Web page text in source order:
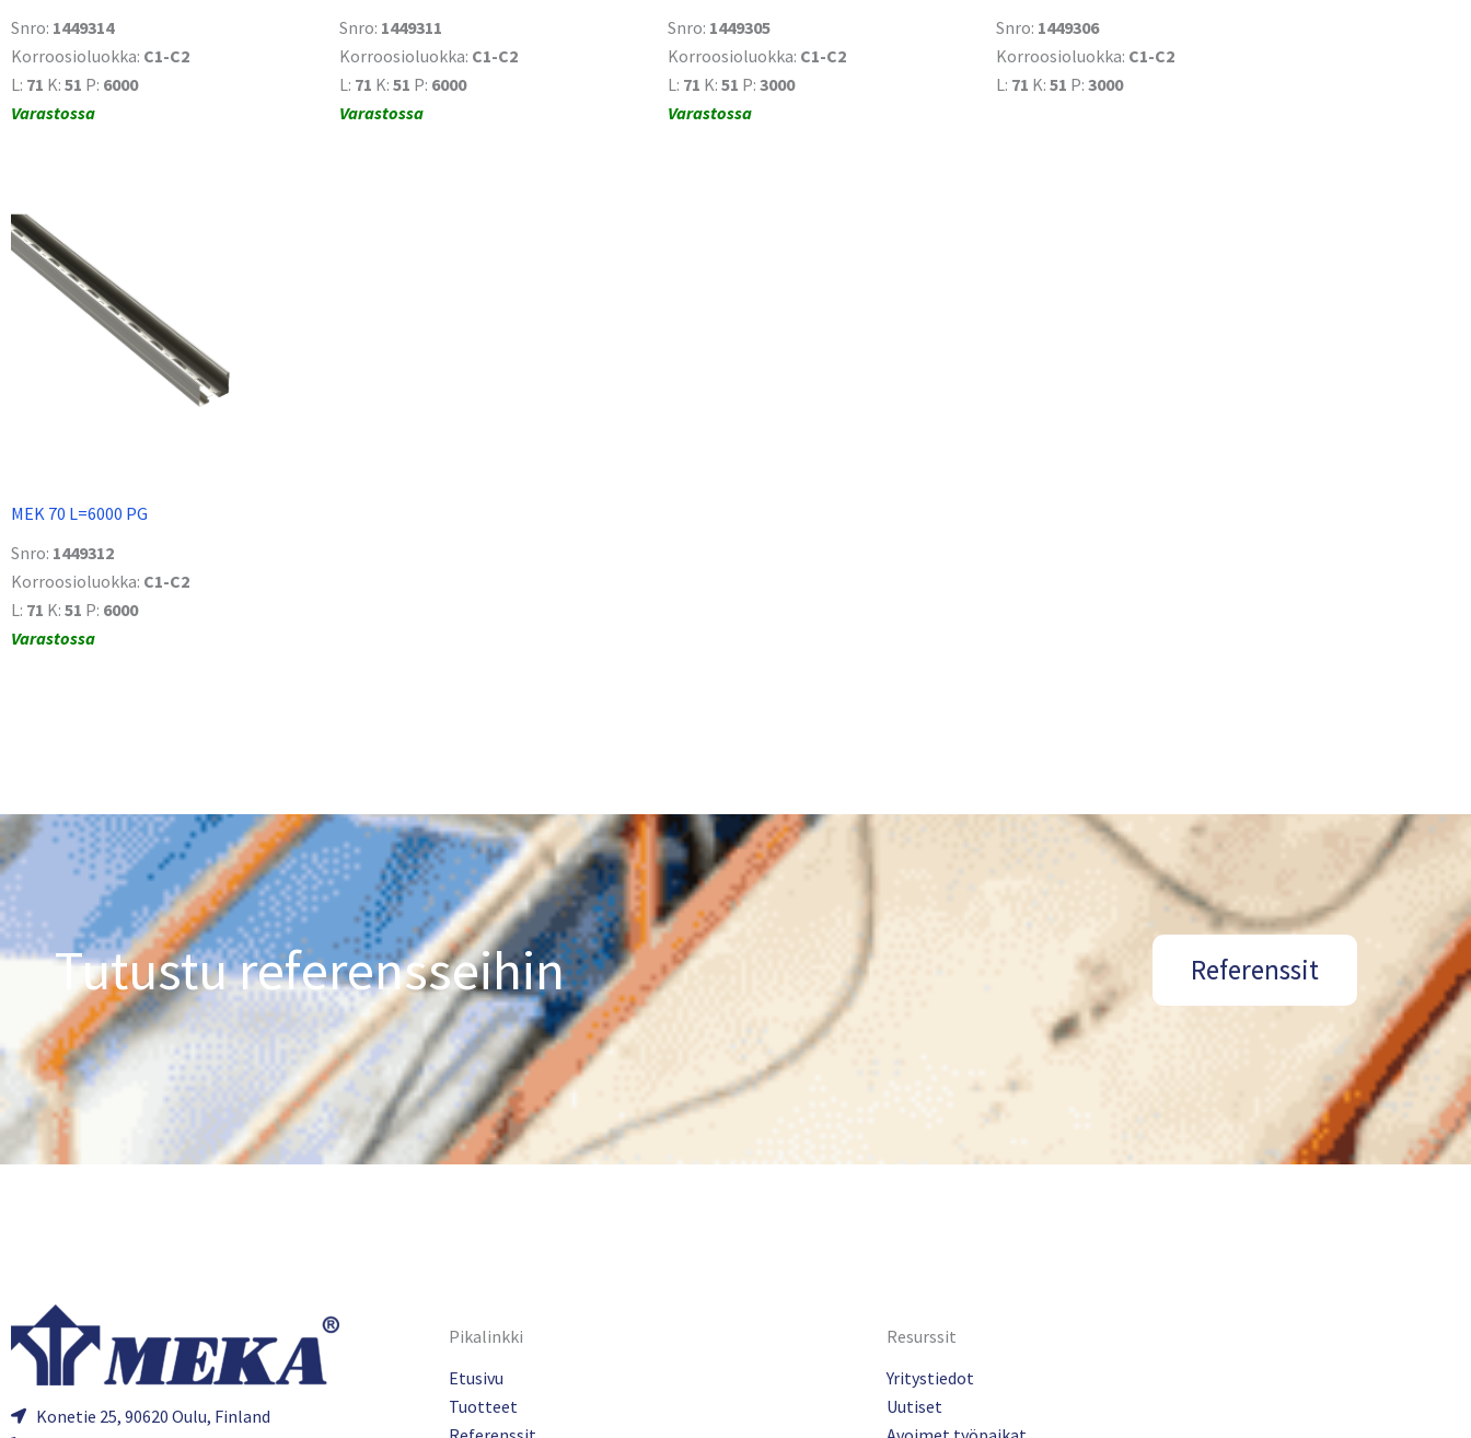
Snro: 1449314
Korroosioluokka: C1-C2
L: 71 K: 51 P: 6000
Varastossa
Snro: 1449311
Korroosioluokka: C1-C2
L: 71 K: 51 P: 6000
Varastossa
Snro: 1449305
Korroosioluokka: C1-C2
L: 71 K: 51 P: 3000
Varastossa
Snro: 1449306
Korroosioluokka: C1-C2
L: 71 K: 51 P: 3000
MEK 70 L=6000 PG
Snro: 1449312
Korroosioluokka: C1-C2
L: 71 K: 51 P: 6000
Varastossa
Tutustu referensseihin Referenssit
Konetie 25, 90620 Oulu, Finland
Pikalinkki
Etusivu
Tuotteet
Resurssit
Yritystiedot
Uutiset